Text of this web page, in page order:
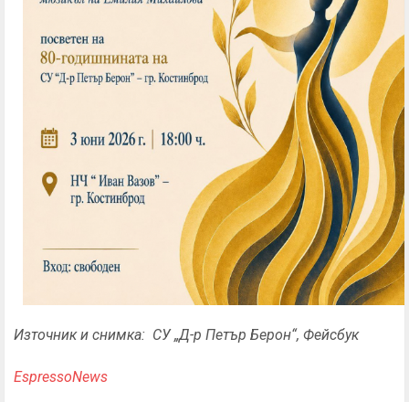
Източник и снимка: СУ „Д-р Петър Берон“, Фейсбук
EspressoNews